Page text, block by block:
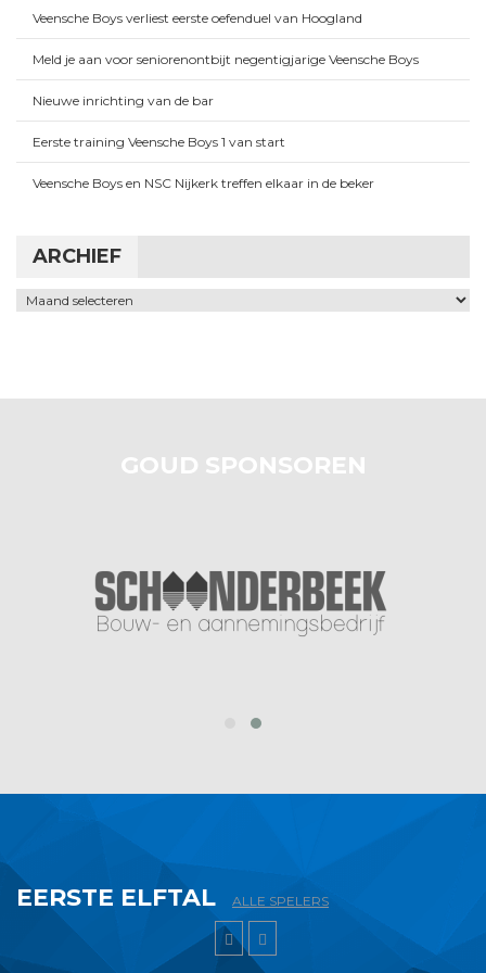
Veensche Boys verliest eerste oefenduel van Hoogland
Meld je aan voor seniorenontbijt negentigjarige Veensche Boys
Nieuwe inrichting van de bar
Eerste training Veensche Boys 1 van start
Veensche Boys en NSC Nijkerk treffen elkaar in de beker
ARCHIEF
Archief
GOUD SPONSOREN
next
EERSTE ELFTAL ALLE SPELERS